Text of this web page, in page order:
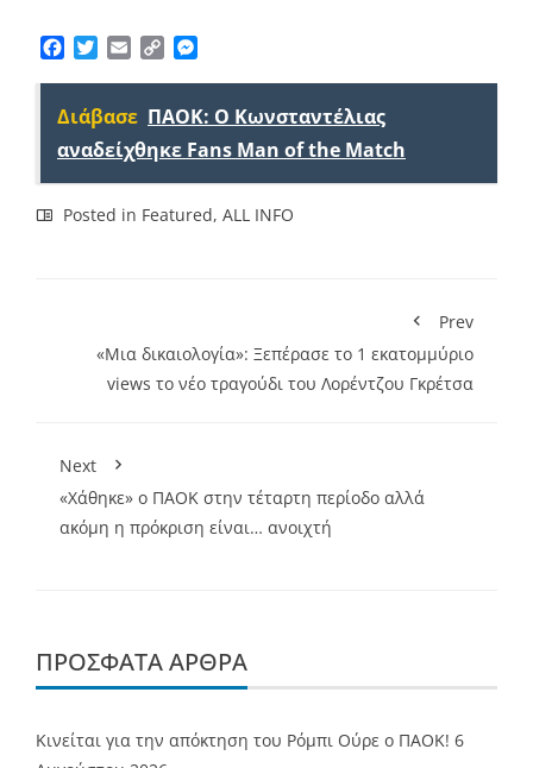
Facebook
TwitterEmailCopy
Διάβασε ΠΑΟΚ: Ο Κωνσταντέλιας
αναδείχθηκε Fans Man of the Match
Posted in Featured, ALL INFO
Prev
«Μια δικαιολογία»: Ξεπέρασε το 1 εκατομμύριο
views το νέο τραγούδι του Λορέντζου Γκρέτσα
Next
«Χάθηκε» ο ΠΑΟΚ στην τέταρτη περίοδο αλλά
ακόμη η πρόκριση είναι… ανοιχτή
ΠΡΌΣΦΑΤΑ ΆΡΘΡΑ
Κινείται για την απόκτηση του Ρόμπι Ούρε ο ΠΑΟΚ! 6